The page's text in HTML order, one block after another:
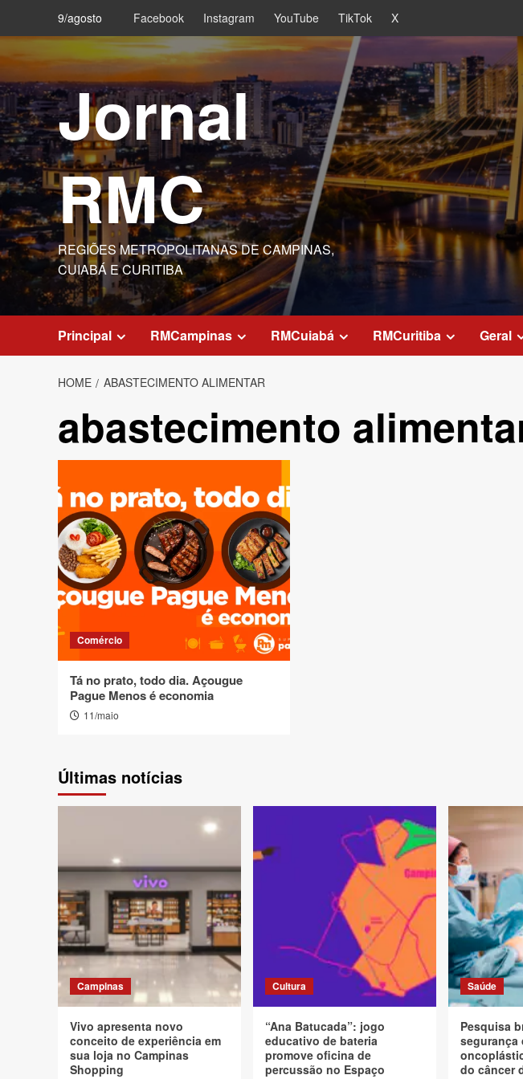
content
9/agosto Facebook Instagram YouTube TikTok X
Jornal
RMC
REGIÕES METROPOLITANAS DE CAMPINAS,
CUIABÁ E CURITIBA
Principal RMCampinas RMCuiabá RMCuritiba Geral
HOME ABASTECIMENTO ALIMENTAR
abastecimento
Comércio
Tá no prato, todo dia. Açougue
Pague Menos é economia
11/maio
Últimas notícias
Campinas
Vivo apresenta novo
conceito de experiência em
sua loja no Campinas
Shopping
Cultura
“Ana Batucada”: jogo
educativo de bateria
promove oficina de
percussão no Espaço
Saúde
Pesquisa
segurança
do câncer